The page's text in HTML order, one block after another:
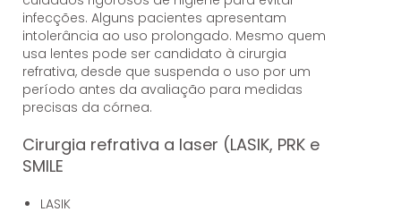
infecções. Alguns pacientes apresentam
intolerância ao uso prolongado. Mesmo quem
usa lentes pode ser candidato à cirurgia
refrativa, desde que suspenda o uso por um
período antes da avaliação para medidas
precisas da córnea.
Cirurgia refrativa a laser (LASIK, PRK e
SMILE
LASIK